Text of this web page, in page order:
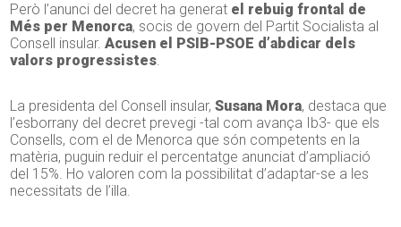
Però l’anunci del decret ha generat el rebuig frontal de
Més per Menorca, socis de govern del Partit Socialista al
Consell insular.Acusen el PSIB-PSOE d’abdicar dels
valors progressistes.
La presidenta del Consell insular,Susana Mora, destaca que
l’esborrany del decret prevegi -tal com avança Ib3- que els
Consells, com el de Menorca que són competents en la
matèria, puguin reduir el percentatge anunciat d’ampliació
del 15%. Ho valoren com la possibilitat d’adaptar-se a les
necessitats de l’illa.